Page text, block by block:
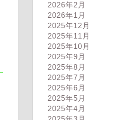
2026年2月
2026年1月
2025年12月
2025年11月
2025年10月
2025年9月
2025年8月
2025年7月
2025年6月
2025年5月
2025年4月